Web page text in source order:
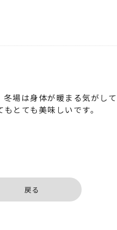
場は身体が暖まる気がし
とても美味しいです。
戻る